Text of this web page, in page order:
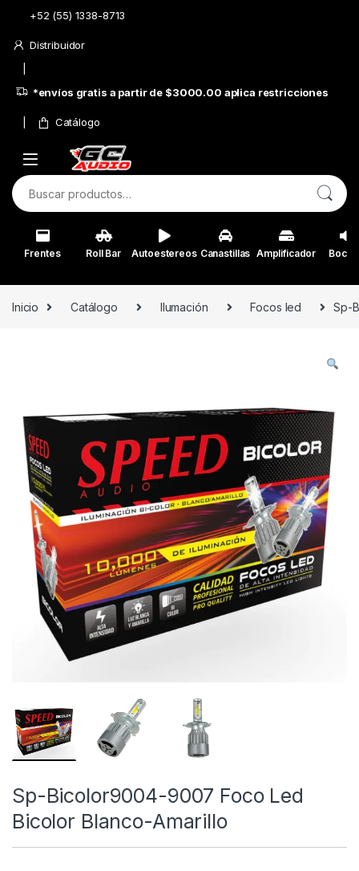
Skip to navigation
Skip to content
+52 (55) 1338-8713
Distribuidor
*envíos gratis a partir de $3000.00 aplica restricciones
Catálogo
Buscar por:
Frentes Roll Bar Autoestereos Canastillas Amplificador
Inicio Catálogo Ilumación Focos led Sp-
Sp-Bicolor9004-9007 Foco Led
Bicolor Blanco-Amarillo